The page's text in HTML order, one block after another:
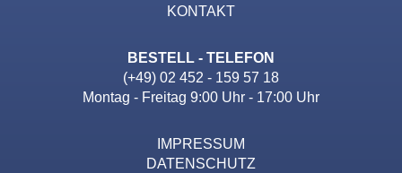
KONTAKT
BESTELL - TELEFON
(+49) 02 452 - 159 57 18
Montag - Freitag 9:00 Uhr - 17:00 Uhr
IMPRESSUM
DATENSCHUTZ